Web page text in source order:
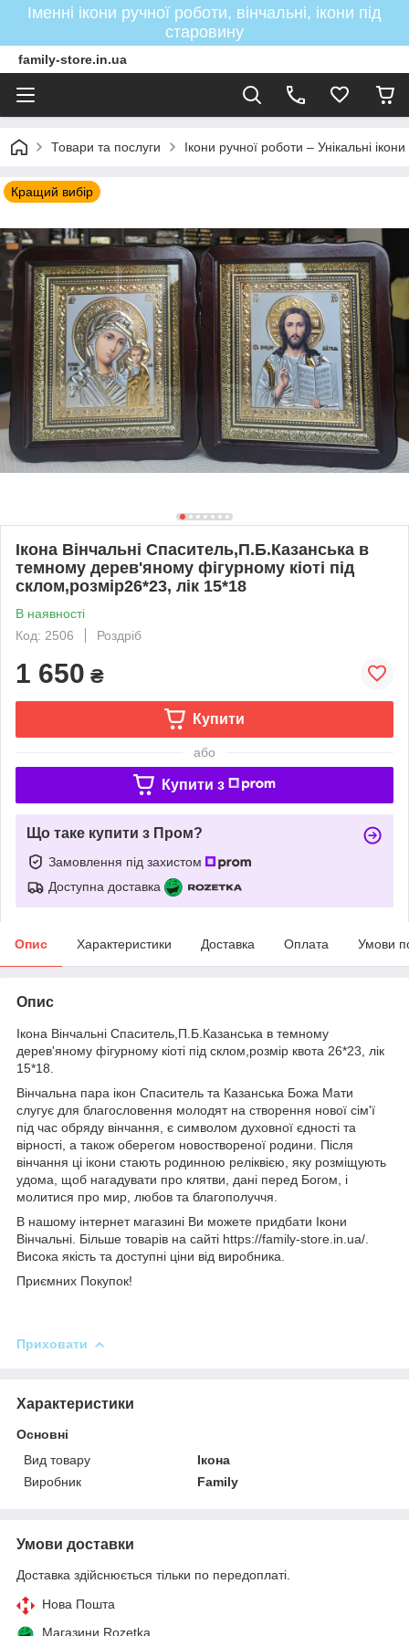
Іменні ікони ручної роботи, вінчальні, ікони під
старовину
family-store.in.ua
Товари та послуги Ікони ручної роботи – Унікальні
Кращий вибір
Ікона Вінчальні Спаситель,П.Б.Казанська в
темному дерев'яному фігурному кіоті під
склом,розмір26*23, лік 15*18
В наявності
Код: 2506
Роздріб
1 650 ₴
Купити
або
Купити з
Що таке купити з Пром?
Замовлення під захистом
Доступна доставка
Опис Характеристики Доставка Оплата Умови
Опис
Ікона Вінчальні Спаситель,П.Б.Казанська в темному
дерев'яному фігурному кіоті під склом,розмір квота 26*23, лік
15*18.
Вінчальна пара ікон Спаситель та Казанська Божа Мати
слугує для благословення молодят на створення нової сім'ї
під час обряду вінчання, є символом духовної єдності та
вірності, а також оберегом новоствореної родини. Після
вінчання ці ікони стають родинною реліквією, яку розміщують
удома, щоб нагадувати про клятви, дані перед Богом, і
молитися про мир, любов та благополуччя.
В нашому інтернет магазині Ви можете придбати Ікони
Вінчальні. Більше товарів на сайті https://family-store.in.ua/.
Висока якість та доступні ціни від виробника.
Приємних Покупок!
Приховати
Характеристики
Основні
Вид товару
Ікона
Виробник
Family
Умови доставки
Доставка здійснюється тільки по передоплаті.
Нова Пошта
Магазини Rozetka